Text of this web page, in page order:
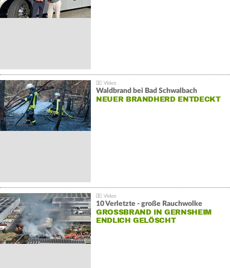
Waldbrand bei Bad Schwalbach
NEUER BRANDHERD ENTDECKT
10 Verletzte - große Rauchwolke
GROSSBRAND IN GERNSHEIM E
NDLICH GELÖSCHT